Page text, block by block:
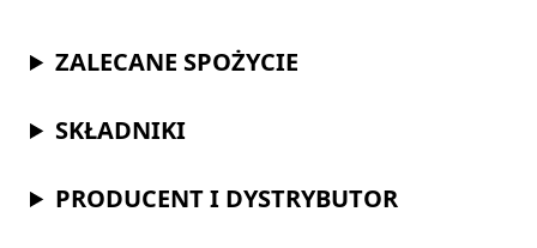
ZALECANE SPOŻYCIE
SKŁADNIKI
PRODUCENT I DYSTRYBUTOR